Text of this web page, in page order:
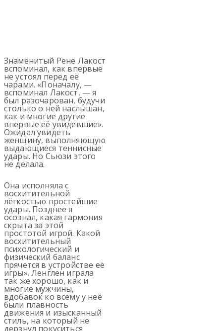
Знаменитый Рене Лакост
вспоминал, как впервые
не устоял перед её
чарами. «Поначалу, —
вспоминал Лакост, — я
был разочарован, будучи
столько о ней наслышан,
как и многие другие
впервые её увидевшие».
Ожидал увидеть
женщину, выполняющую
выдающиеся теннисные
удары. Но Сьюзи этого
не делала.
Она исполняла с
восхитительной
лёгкостью простейшие
удары. Позднее я
осознал, какая гармония
скрыта за этой
простотой игрой. Какой
восхитительный
психологический и
физический баланс
прячется в устройстве её
игры». Ленглен играла
так же хорошо, как и
многие мужчины,
вдобавок ко всему у неё
были плавность
движения и изысканный
стиль, на который не
дерзнул покуситься